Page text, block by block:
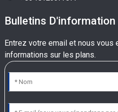
Bulletins D'information
Entrez votre email et nous vous
informations sur les plans.